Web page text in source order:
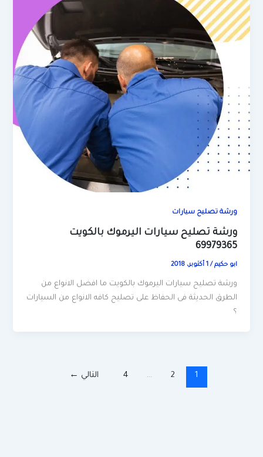
ورشة تصليح سيارات
ورشة تصليح سيارات اليرموك بالكويت
69979365
ابو حكيم/1 أكتوبر، 2018
ورشة تصليح سيارات اليرموك بالكويت ما افضل الانواع من
الطرق الحديثة فى الحفاظ على تصليح كافه الانواع من السيارات
؟
1
2
…
4 التالي ←